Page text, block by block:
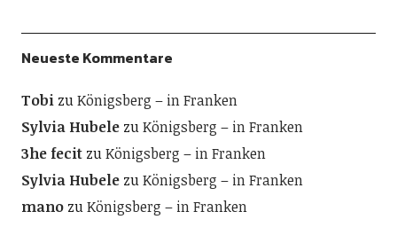
Neueste Kommentare
TobizuKönigsberg – in Franken
Sylvia HubelezuKönigsberg – in Franken
3he fecitzuKönigsberg – in Franken
Sylvia HubelezuKönigsberg – in Franken
manozuKönigsberg – in Franken